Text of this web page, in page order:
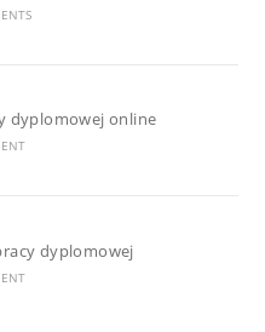
dyplomowej online
dyplomowej